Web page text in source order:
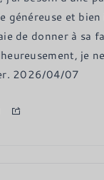
généreuse et
de donner à sa
je
2026/04/07